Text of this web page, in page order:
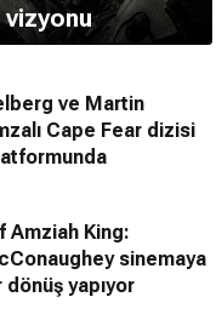
vizyonu
ve Martin
Cape Fear dizisi
Amziah King:
sinemaya
yapıyor